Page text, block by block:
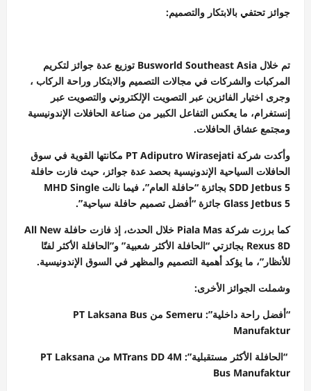
جوائز تحتفي بالابتكار والتصميم:
تم خلال Busworld Southeast Asia توزيع عدة جوائز لتكريم
المركبات والشركات في مجالات التصميم والابتكار وراحة الركاب ،
وجرى اختيار الفائزين عبر التصويت الإلكتروني والتصويت عبر
إنستغرام، ما يعكس التفاعل الكبير من صناعة الحافلات الإندونيسية
ومجتمع عشاق الحافلات.
وأكدت شركة PT Adiputro Wirasejati مكانتها القوية في سوق
الحافلات السياحية الإندونيسية بحصد عدة جوائز، حيث فازت حافلة
SDD Jetbus 5 بجائزة “حافلة العام”، فيما نالت MHD Single
Glass Jetbus 5 جائزة “أفضل تصميم حافلة سياحية”.
كما برزت شركة Piala Mas خلال الحدث، إذ فازت حافلة All New
Rexus 8D بجائزتي “الحافلة الأكثر شعبية” و”الحافلة الأكثر لفتًا
للأنظار”، ما يؤكد أهمية التصميم والمظهر في السوق الإندونيسية.
وشملت الجوائز الأخرى:
“أفضل راحة داخلية”: Semeru من PT Laksana Bus
Manufaktur
“الحافلة الأكثر مستقبلية”: MTrans DD 4M من PT Laksana
Bus Manufaktur